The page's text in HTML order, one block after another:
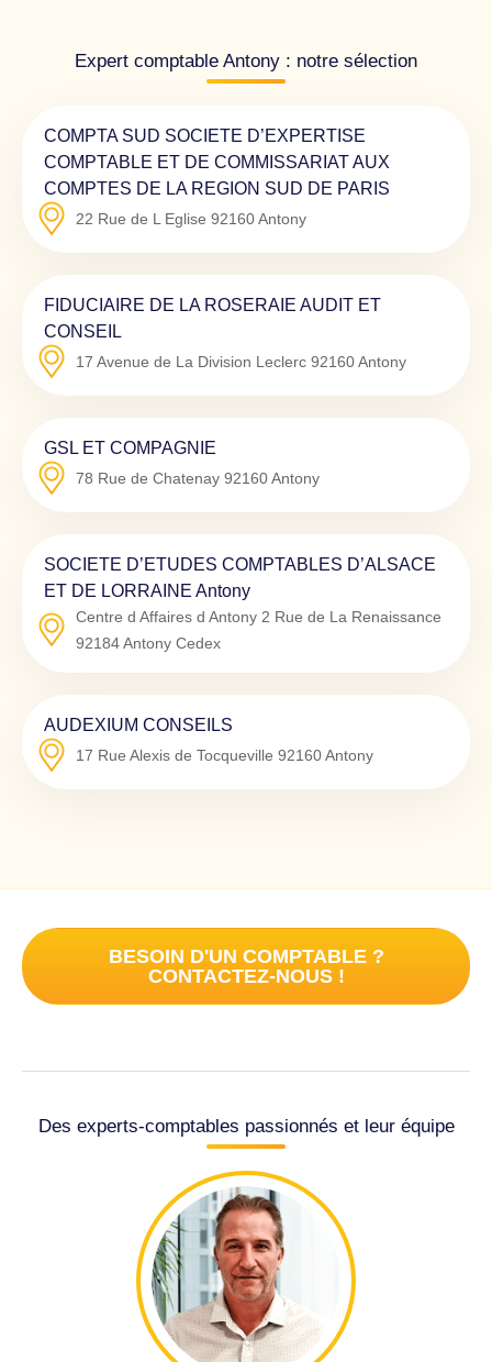
Expert comptable Antony : notre sélection
COMPTA SUD SOCIETE D’EXPERTISE
COMPTABLE ET DE COMMISSARIAT AUX
COMPTES DE LA REGION SUD DE PARIS
22 Rue de L Eglise 92160Antony
FIDUCIAIRE DE LA ROSERAIE AUDIT ET
CONSEIL
17 Avenue de La Division Leclerc 92160Antony
GSL ET COMPAGNIE
78 Rue de Chatenay 92160Antony
SOCIETE D’ETUDES COMPTABLES D’ALSACE
ET DE LORRAINE Antony
Centre d Affaires d Antony 2 Rue de La Renaissance
92184Antony Cedex
AUDEXIUM CONSEILS
17 Rue Alexis de Tocqueville 92160Antony
BESOIN D'UN COMPTABLE ?
CONTACTEZ-NOUS !
Des experts-comptables passionnés et leur équipe